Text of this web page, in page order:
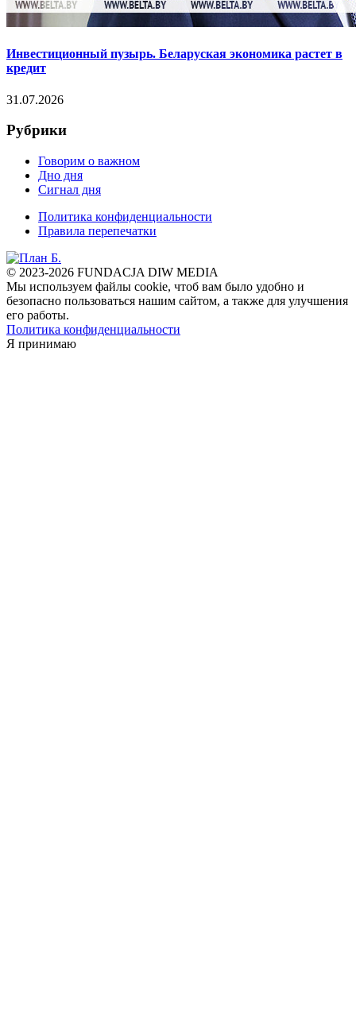
Инвестиционный пузырь. Беларуская экономика растет в
кредит
31.07.2026
Рубрики
Говорим о важном
Дно дня
Сигнал дня
Политика конфиденциальности
Правила перепечатки
© 2023-2026 FUNDACJA DIW MEDIA
Мы используем файлы cookie, чтоб вам было удобно и
безопасно пользоваться нашим сайтом, а также для улучшения
его работы.
Политика конфиденциальности
Я принимаю